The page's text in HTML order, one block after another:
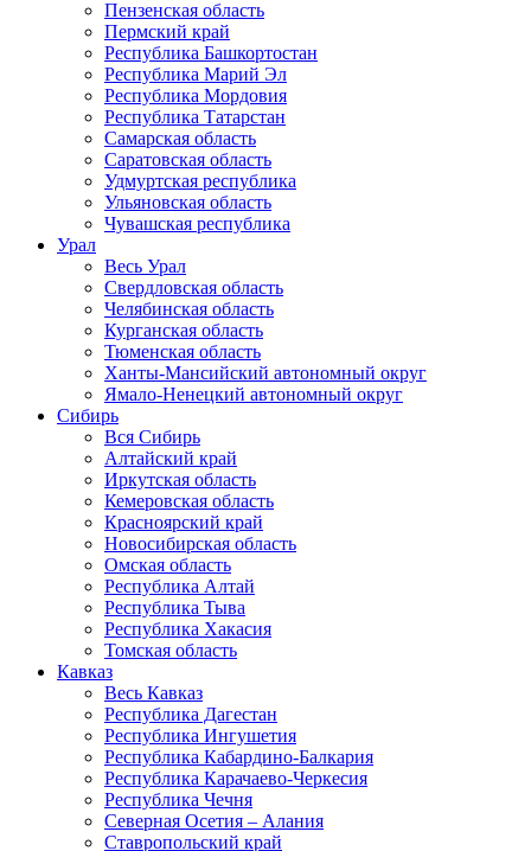
Пензенская область
Пермский край
Республика Башкортостан
Республика Марий Эл
Республика Мордовия
Республика Татарстан
Самарская область
Саратовская область
Удмуртская республика
Ульяновская область
Чувашская республика
Урал
Весь Урал
Свердловская область
Челябинская область
Курганская область
Тюменская область
Ханты-Мансийский автономный округ
Ямало-Ненецкий автономный округ
Сибирь
Вся Сибирь
Алтайский край
Иркутская область
Кемеровская область
Красноярский край
Новосибирская область
Омская область
Республика Алтай
Республика Тыва
Республика Хакасия
Томская область
Кавказ
Весь Кавказ
Республика Дагестан
Республика Ингушетия
Республика Кабардино-Балкария
Республика Карачаево-Черкесия
Республика Чечня
Северная Осетия – Алания
Ставропольский край